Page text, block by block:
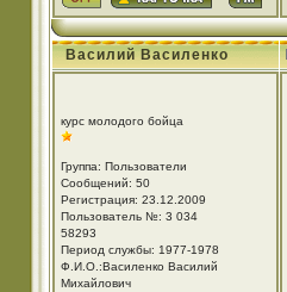
Василий Василенко
курс молодого бойца
Группа: Пользователи
Сообщений: 50
Регистрация: 23.12.2009
Пользователь №: 3 034
58293
Период службы: 1977-1978
Ф.И.О.:Василенко Василий
Михайлович